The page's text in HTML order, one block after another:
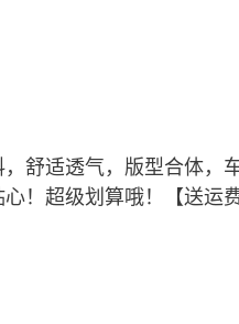
，舒适透气，版型合体，
！超级划算哦！【送运费